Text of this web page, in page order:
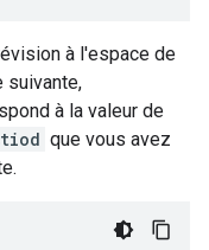
à l'espace de
suivante,
à la valeur de
que vous avez